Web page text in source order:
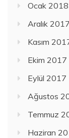
Ocak 2018
Aralık 2017
Kasım
Ekim 2017
Eylül 2017
Ağustos
Temmuz
Haziran